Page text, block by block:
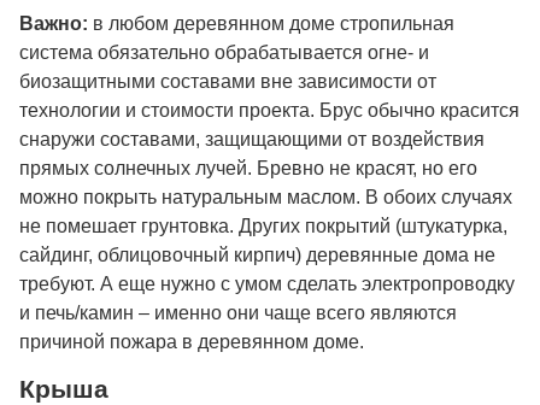
Важно: в любом деревянном доме стропильная
система обязательно обрабатывается огне- и
биозащитными составами вне зависимости от
технологии и стоимости проекта. Брус обычно красится
снаружи составами, защищающими от воздействия
прямых солнечных лучей. Бревно не красят, но его
можно покрыть натуральным маслом. В обоих случаях
не помешает грунтовка. Других покрытий (штукатурка,
сайдинг, облицовочный кирпич) деревянные дома не
требуют. А еще нужно с умом сделать электропроводку
и печь/камин – именно они чаще всего являются
причиной пожара в деревянном доме.
Крыша